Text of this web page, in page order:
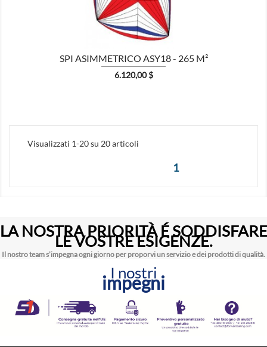
SPI ASIMMETRICO ASY18 - 265 M²
Prezzo
6.120,00 $
Visualizzati 1-20 su 20 articoli
1
LA NOSTRA PRIORITÀ É SODDISFARE
LE VOSTRE ESIGENZE.
Il nostro team s’impegna ogni giorno per proporvi un servizio e dei prodotti di qualità.
I nostri
impegni